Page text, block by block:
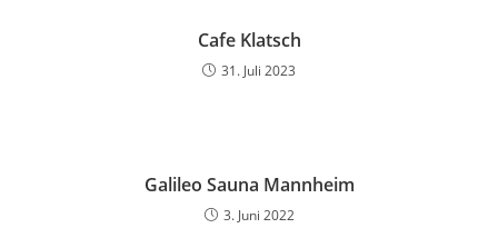
Cafe Klatsch
31. Juli 2023
Galileo Sauna Mannheim
3. Juni 2022